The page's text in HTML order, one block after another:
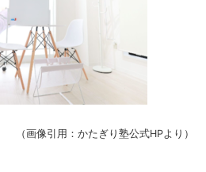
（画像引用：かたぎり塾公式HPより）